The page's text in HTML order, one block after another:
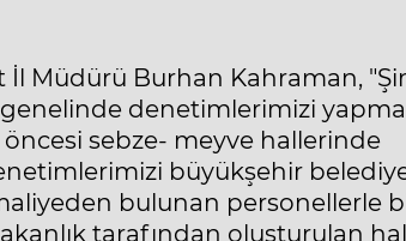
Müdürü Burhan Kahraman,
denetimlerimizi
sebze- meyve hallerinde
büyükşehir
bulunan personellerle
tarafından oluşturulan hal